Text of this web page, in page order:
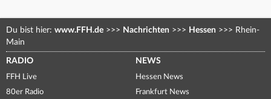
Du bist hier: www.FFH.de >>> Nachrichten >>> Hessen >>> Rhein-
Main
RADIO
FFH Live
80er Radio
NEWS
Hessen News
Frankfurt News